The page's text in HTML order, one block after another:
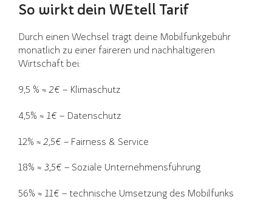
So wirkt dein WEtell Tarif
Durch einen Wechsel trägt deine Mobilfunkgebühr
monatlich zu einer faireren und nachhaltigeren
Wirtschaft bei:
9,5 % ≈2€ – Klimaschutz
4,5% ≈ 1€ – Datenschutz
12% ≈ 2,5€ – Fairness & Service
18% ≈ 3,5€ – Soziale Unternehmensführung
56% ≈ 11€ – technische Umsetzung des Mobilfunks